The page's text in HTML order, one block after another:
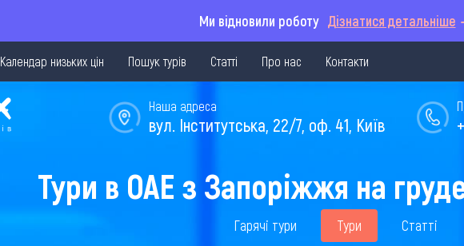
Ми відновили роботу Дізнатися детальніше
Календар низьких цін Пошук турів Статті Про нас Контакти
Наша адреса
вул. Інститутська, 22/7, оф. 41, Київ
Тури в ОАЕ з Запоріжжя на
Гарячі тури Тури Статті